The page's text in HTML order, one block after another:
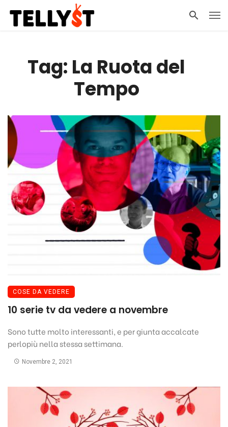
Tag: La Ruota del
Tempo
COSE DA VEDERE
10 serie tv da vedere a novembre
Sono tutte molto interessanti, e per giunta accalcate
perlopiù nella stessa settimana.
Novembre 2, 2021